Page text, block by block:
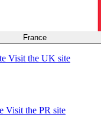
France
Visit the UK site
Visit the PR site